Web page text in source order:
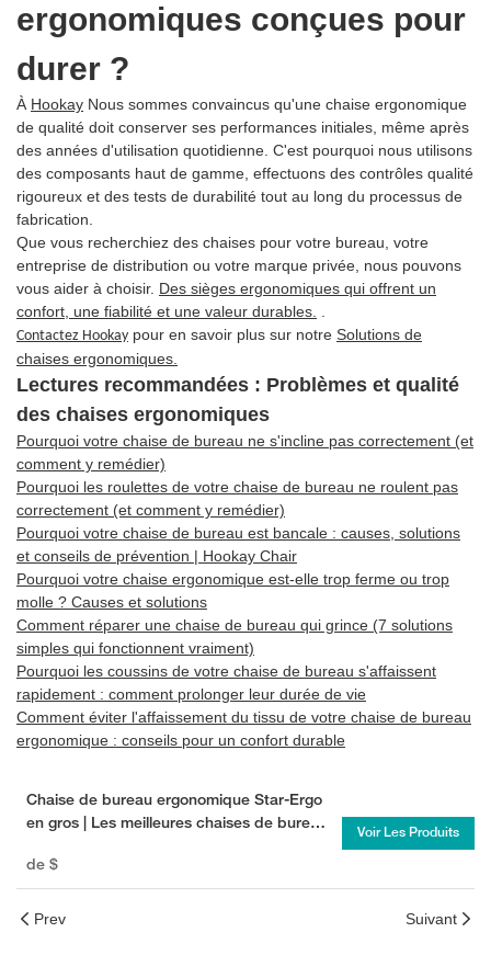
ergonomiques conçues pour
durer ?
À Hookay Nous sommes convaincus qu'une chaise ergonomique
de qualité doit conserver ses performances initiales, même après
des années d'utilisation quotidienne. C'est pourquoi nous utilisons
des composants haut de gamme, effectuons des contrôles qualité
rigoureux et des tests de durabilité tout au long du processus de
fabrication.
Que vous recherchiez des chaises pour votre bureau, votre
entreprise de distribution ou votre marque privée, nous pouvons
vous aider à choisir. Des sièges ergonomiques qui offrent un
confort, une fiabilité et une valeur durables. .
Contactez Hookay pour en savoir plus sur notre Solutions de
chaises ergonomiques.
Lectures recommandées : Problèmes et qualité
des chaises ergonomiques
Pourquoi votre chaise de bureau ne s'incline pas correctement (et
comment y remédier)
Pourquoi les roulettes de votre chaise de bureau ne roulent pas
correctement (et comment y remédier)
Pourquoi votre chaise de bureau est bancale : causes, solutions
et conseils de prévention | Hookay Chair
Pourquoi votre chaise ergonomique est-elle trop ferme ou trop
molle ? Causes et solutions
Comment réparer une chaise de bureau qui grince (7 solutions
simples qui fonctionnent vraiment)
Pourquoi les coussins de votre chaise de bureau s'affaissent
rapidement : comment prolonger leur durée de vie
Comment éviter l'affaissement du tissu de votre chaise de bureau
ergonomique : conseils pour un confort durable
Chaise de bureau ergonomique Star-Ergo
en gros | Les meilleures chaises de bureau
de $
Voir Les Produits
Prev Suivant